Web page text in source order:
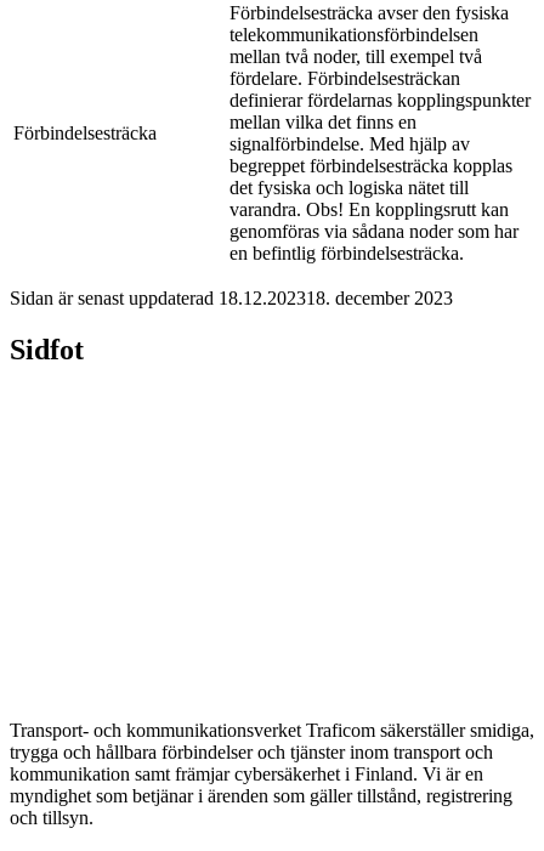
Förbindelsesträcka
Förbindelsesträcka avser den fysiska
telekommunikationsförbindelsen
mellan två noder, till exempel två
fördelare. Förbindelsesträckan
definierar fördelarnas kopplingspunkter
mellan vilka det finns en
signalförbindelse. Med hjälp av
begreppet förbindelsesträcka kopplas
det fysiska och logiska nätet till
varandra. Obs! En kopplingsrutt kan
genomföras via sådana noder som har
en befintlig förbindelsesträcka.
Sidan är senast uppdaterad 18.12.202318. december 2023
Sidfot
Transport- och kommunikationsverket Traficom säkerställer smidiga,
trygga och hållbara förbindelser och tjänster inom transport och
kommunikation samt främjar cybersäkerhet i Finland. Vi är en
myndighet som betjänar i ärenden som gäller tillstånd, registrering
och tillsyn.